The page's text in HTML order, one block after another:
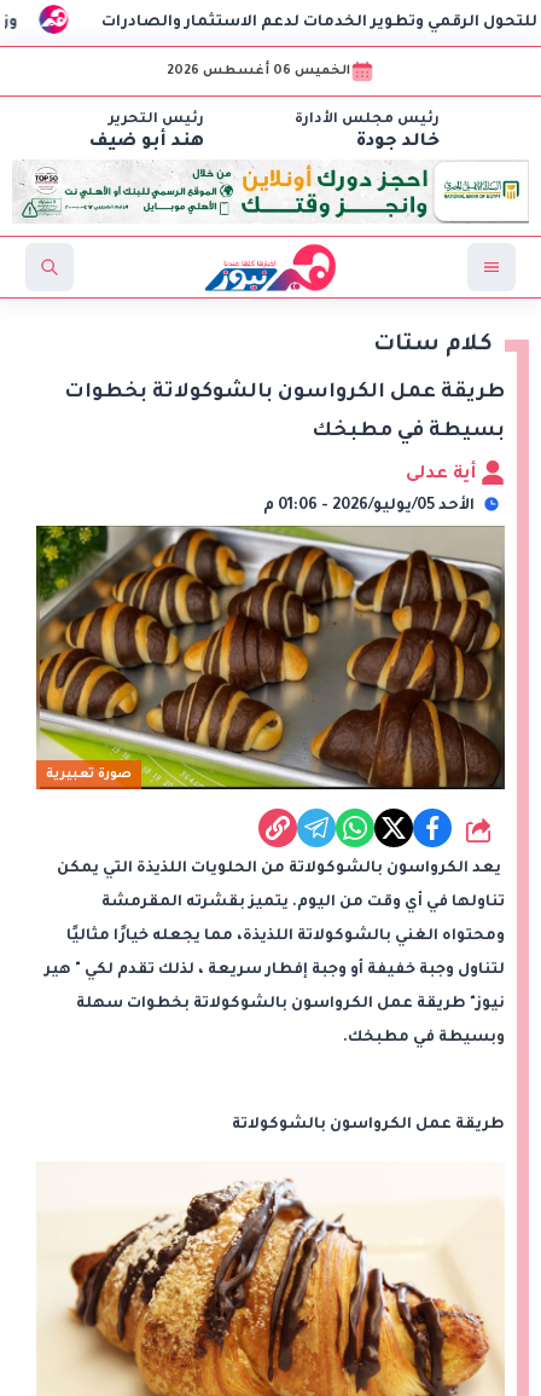
وزير الاستثمار الخدمات لدعم الاستثمار والصادرات
الخميس 06 أغسطس 2026
رئيس مجلس الأدارة
خالد جودة
رئيس التحرير
هند أبو ضيف
كلام ستات
طريقة عمل الكرواسون بالشوكولاتة بخطوات
بسيطة في مطبخك
أية عدلى
الأحد 05/يوليو/2026 - 01:06 م
صورة تعبيرية
شارك
يعد الكرواسون بالشوكولاتة من الحلويات اللذيذة التي يمكن
تناولها في أي وقت من اليوم. يتميز بقشرته المقرمشة
ومحتواه الغني بالشوكولاتة اللذيذة، مما يجعله خيارًا مثاليًا
لتناول وجبة خفيفة أو وجبة إفطار سريعة ، لذلك تقدم لكي " هير
نيوز" طريقة عمل الكرواسون بالشوكولاتة بخطوات سهلة
وبسيطة في مطبخك.
طريقة عمل الكرواسون بالشوكولاتة